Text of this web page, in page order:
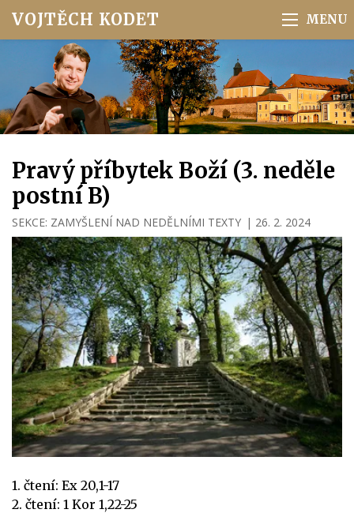
VOJTĚCH KODET
Pravý příbytek Boží (3. neděle
postní B)
SEKCE: ZAMYŠLENÍ NAD NEDĚLNÍMI TEXTY | 26. 2. 2024
1. čtení: Ex 20,1-17
2. čtení: 1 Kor 1,22-25